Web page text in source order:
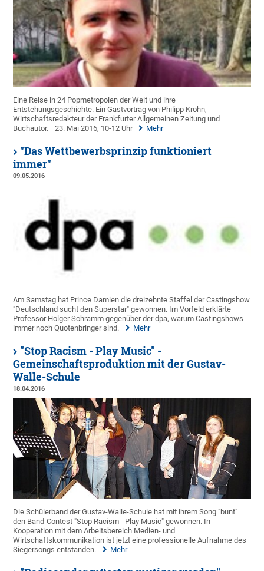
Eine Reise in 24 Popmetropolen der Welt und ihre
Entstehungsgeschichte. Ein Gastvortrag von Philipp Krohn,
Wirtschaftsredakteur der Frankfurter Allgemeinen Zeitung und
Buchautor.
23. Mai 2016, 10-12 Uhr Mehr
"Das Wettbewerbsprinzip funktioniert
immer"
09.05.2016
Am Samstag hat Prince Damien die dreizehnte Staffel der Castingshow
"Deutschland sucht den Superstar" gewonnen. Im Vorfeld erklärte
Professor Holger Schramm gegenüber der dpa, warum Castingshows
immer noch Quotenbringer sind.
Mehr
"Stop Racism - Play Music" -
Gemeinschaftsproduktion mit der Gustav-
Walle-Schule
18.04.2016
Die Schülerband der Gustav-Walle-Schule hat mit ihrem Song "bunt"
den Band-Contest "Stop Racism - Play Music" gewonnen. In
Kooperation mit dem Arbeitsbereich Medien- und
Wirtschaftskommunikation ist jetzt eine professionelle Aufnahme des
Siegersongs entstanden.
Mehr